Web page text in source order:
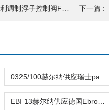
制浮子控制阀FL系列 下一篇 :